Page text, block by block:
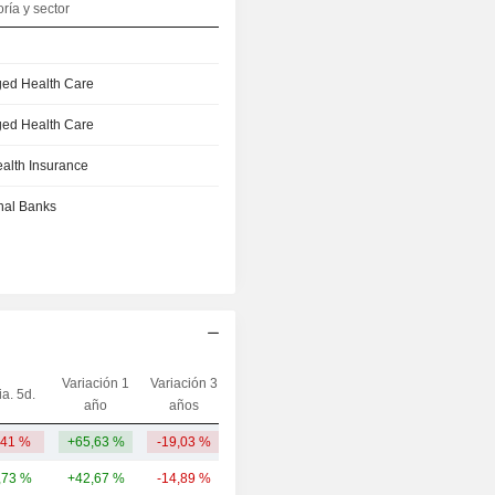
y sector
Health Care
Health Care
Insurance
Banks
5d.
Variación 1
año
Variación 3
años
% +65,63 % -19,03 %
% +42,67 % -14,89 %